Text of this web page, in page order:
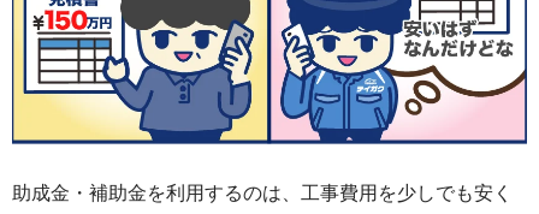
助成金・補助金を利用するのは、工事費用を少しでも安く